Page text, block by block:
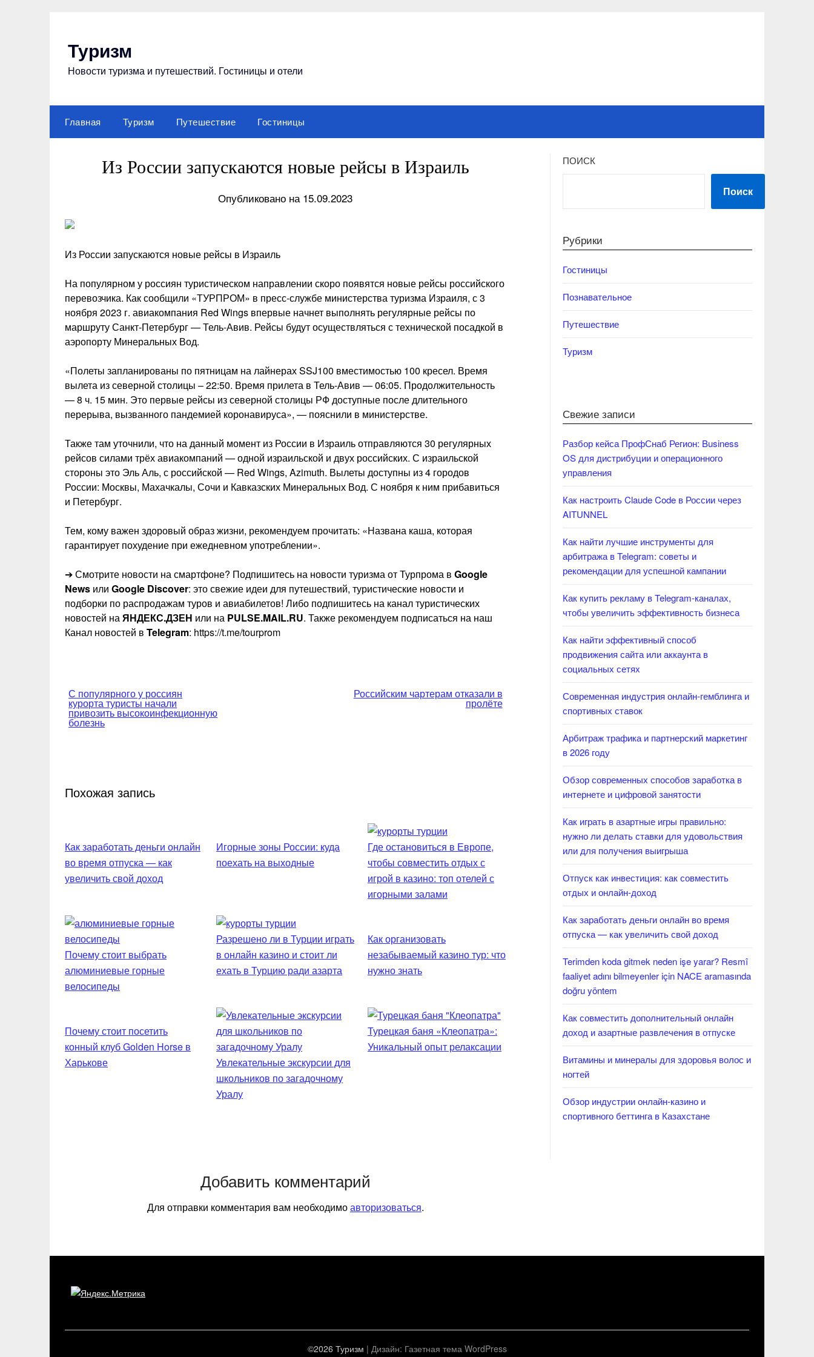
Туризм
Новости туризма и путешествий. Гостиницы и отели
Главная Туризм Путешествие Гостиницы
Из России запускаются новые рейсы в Израиль
Опубликовано на 15.09.2023
Из России запускаются новые рейсы в Израиль
На популярном у россиян туристическом направлении скоро появятся новые рейсы российского
перевозчика. Как сообщили «ТУРПРОМ» в пресс-службе министерства туризма Израиля, с 3
ноября 2023 г. авиакомпания Red Wings впервые начнет выполнять регулярные рейсы по
маршруту Санкт-Петербург — Тель-Авив. Рейсы будут осуществляться с технической посадкой в
аэропорту Минеральных Вод.
«Полеты запланированы по пятницам на лайнерах SSJ100 вместимостью 100 кресел. Время
вылета из северной столицы – 22:50. Время прилета в Тель-Авив — 06:05. Продолжительность
— 8 ч. 15 мин. Это первые рейсы из северной столицы РФ доступные после длительного
перерыва, вызванного пандемией коронавируса», — пояснили в министерстве.
Также там уточнили, что на данный момент из России в Израиль отправляются 30 регулярных
рейсов силами трёх авиакомпаний — одной израильской и двух российских. С израильской
стороны это Эль Аль, с российской — Red Wings, Azimuth. Вылеты доступны из 4 городов
России: Москвы, Махачкалы, Сочи и Кавказских Минеральных Вод. С ноября к ним прибавиться
и Петербург.
Тем, кому важен здоровый образ жизни, рекомендуем прочитать: «Названа каша, которая
гарантирует похудение при ежедневном употреблении».
➔ Смотрите новости на смартфоне? Подпишитесь на новости туризма от Турпрома в Google
News или Google Discover: это свежие идеи для путешествий, туристические новости и
подборки по распродажам туров и авиабилетов! Либо подпишитесь на канал туристических
новостей наЯНДЕКС.ДЗЕН или на PULSE.MAIL.RU. Также рекомендуем подписаться на наш
Канал новостей в Telegram: https://t.me/tourprom
Навигация
записям
С популярного у россиян
курорта туристы начали
привозить высокоинфекционную
болезнь
Российским чартерам отказали в
пролёте
Похожая запись
Как заработать деньги онлайн
во время отпуска — как
увеличить свой доход
Игорные зоны России: куда
поехать на выходные
Где остановиться в Европе,
чтобы совместить отдых с
игрой в казино: топ отелей с
игорными залами
Почему стоит выбрать
алюминиевые горные
велосипеды
Разрешено ли в Турции играть
в онлайн казино и стоит ли
ехать в Турцию ради азарта
Как организовать
незабываемый казино тур: что
нужно знать
Почему стоит посетить
конный клуб Golden Horse в
Харькове
Увлекательные экскурсии для
школьников по загадочному
Уралу
Турецкая баня «Клеопатра»:
Уникальный опыт релаксации
Добавить комментарий
Для отправки комментария вам необходимоавторизоваться.
ПОИСК
Поиск
Рубрики
Гостиницы
Познавательное
Путешествие
Туризм
Свежие записи
Разбор кейса ПрофСнаб Регион: Business
OS для дистрибуции и операционного
управления
Как настроить Claude Code в России через
AITUNNEL
Как найти лучшие инструменты для
арбитража в Telegram: советы и
рекомендации для успешной кампании
Как купить рекламу в Telegram-каналах,
чтобы увеличить эффективность бизнеса
Как найти эффективный способ
продвижения сайта или аккаунта в
социальных сетях
Современная индустрия онлайн-гемблинга и
спортивных ставок
Арбитраж трафика и партнерский маркетинг
в 2026 году
Обзор современных способов заработка в
интернете и цифровой занятости
Как играть в азартные игры правильно:
нужно ли делать ставки для удовольствия
или для получения выигрыша
Отпуск как инвестиция: как совместить
отдых и онлайн-доход
Как заработать деньги онлайн во время
отпуска — как увеличить свой доход
Terimden koda gitmek neden işe yarar? Resmî
faaliyet adını bilmeyenler için NACE aramasında
doğru yöntem
Как совместить дополнительный онлайн
доход и азартные развлечения в отпуске
Витамины и минералы для здоровья волос и
ногтей
Обзор индустрии онлайн-казино и
спортивного беттинга в Казахстане
©2026 Туризм | Дизайн: Газетная тема WordPress